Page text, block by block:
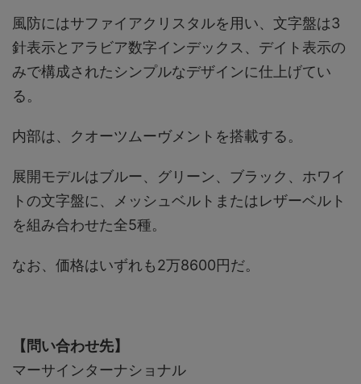
風防にはサファイアクリスタルを用い、文字盤は3
針表示とアラビア数字インデックス、デイト表示の
みで構成されたシンプルなデザインに仕上げてい
る。
内部は、クオーツムーヴメントを搭載する。
展開モデルはブルー、グリーン、ブラック、ホワイ
トの文字盤に、メッシュベルトまたはレザーベルト
を組み合わせた全5種。
なお、価格はいずれも2万8600円だ。
【問い合わせ先】
マーサインターナショナル